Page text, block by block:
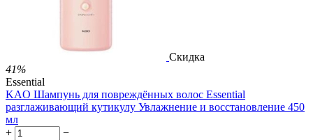
Скидка
41%
Essential
KAO Шампунь для повреждённых волос Essential
разглаживающий кутикулу Увлажнение и восстановление 450
мл
+
−